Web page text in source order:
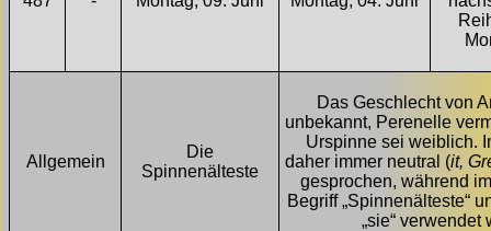
Allgemein
Die
Spinnenälteste
Das Geschlecht von
unbekannt, Perenelle
Urspinne sei weiblich.
daher immer neutral (it,
gesprochen, während
Begriff „Spinnenälteste“
„sie“ verwendet